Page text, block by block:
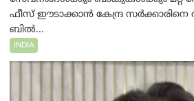
ഫീസ് ഈടാക്കാൻ കേന്ദ്ര
ബിൽ...
INDIA